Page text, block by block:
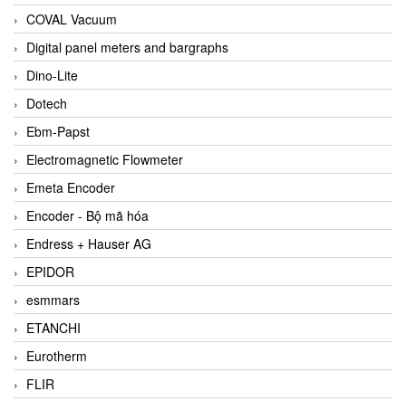
COVAL Vacuum
Digital panel meters and bargraphs
Dino-Lite
Dotech
Ebm-Papst
Electromagnetic Flowmeter
Emeta Encoder
Encoder - Bộ mã hóa
Endress + Hauser AG
EPIDOR
esmmars
ETANCHI
Eurotherm
FLIR